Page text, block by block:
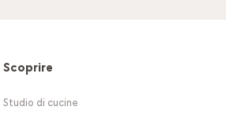
Scoprire
Studio di cucine